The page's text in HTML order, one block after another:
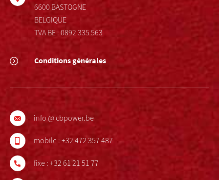
6600 BASTOGNE
BELGIQUE
TVA BE : 0892 335 563
Conditions générales
info @ cbpower.be
mobile : +32 472 357 487
fixe : +32 61 21 51 77